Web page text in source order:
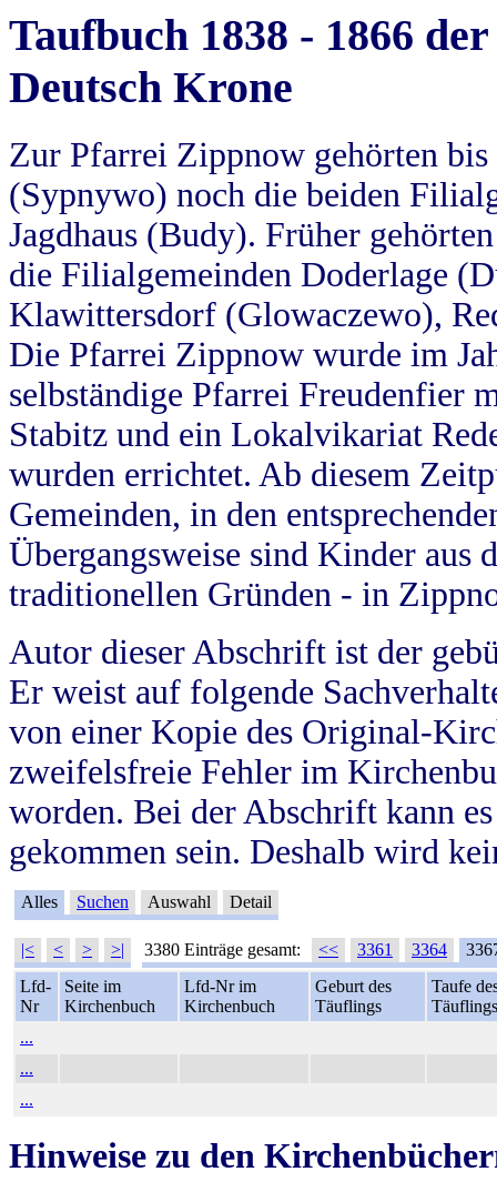
Taufbuch 1838 - 1866
Deutsch Krone
Zur Pfarrei Zippnow gehörten
(Sypnywo) noch die beiden
Jagdhaus (Budy). Früher
die Filialgemeinden Doderlage
Klawittersdorf (Glowaczewo),
Die Pfarrei Zippnow wurde im
selbständige Pfarrei Freudenfier
Stabitz und ein Lokalvikariat
wurden errichtet. Ab diesem
Gemeinden, in den
Übergangsweise sind Kinder aus
traditionellen Gründen - in
Autor dieser Abschrift ist der
Er weist auf folgende
von einer Kopie des Original-
zweifelsfreie Fehler im
worden. Bei der Abschrift kann
gekommen sein. Deshalb wird
Alles Suchen Auswahl Detail
|< < > >| 3380 Einträge gesamt: << 3361 3364
Lfd-
Nr
Seite im
Kirchenbuch
Lfd-Nr im
Kirchenbuch
Geburt des
Täuflings
Taufe
Täuflings
...
...
...
Hinweise zu den